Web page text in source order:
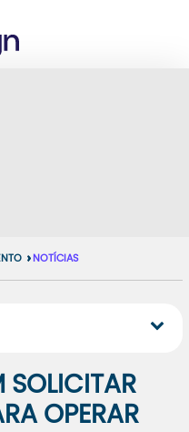
NOTÍCIAS
SOLICITAR
OPERAR